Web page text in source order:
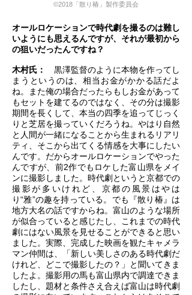
©2018「散り椿」製作委員会
オールロケーションで時代劇を撮るのは難し
いようにも思えるんですが、それが最初から
の狙いだったんですね？
木村氏：
黒澤監督のように本物を作ってし
まうというのは、相当お金がかかる話だよ
ね。また俺の場合だったらもしお金があって
もセットを建てるのではなく、その分は撮影
期間を長くして、本当の四季を追ってじっく
りと芝居を撮っていくだろうね。やはり自然
と人間が一緒になることから生まれるリアリ
ティ、そこから出てくる情感を大事にしたい
んです。だからオールロケーションでやった
んですが、前2作でもロケした富山県をメイ
ンに撮影しました。時代劇というと京都での
撮影が多いけれど、京都の風景はやは
り“雅”の趣を持っている。でも『散り椿』は
地方大名の話ですからね。富山のような場所
が似合っていると感じたし、これまでの時代
劇にはない風景を見せることができると思い
ました。実際、完成した映画を観たキャメラ
マン仲間は、「新しい美しさのある時代劇だ
けれど、どこで撮影したの？」と聞いてきま
したよ。撮影用の馬も富山県内で調達できま
したし、題材と条件さえ合えば富山は時代劇